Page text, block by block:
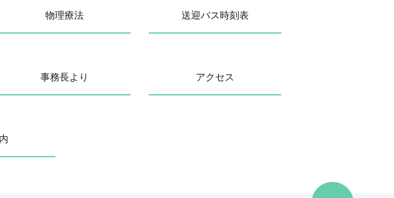
物理療法 送迎バス時刻表
事務長より アクセス